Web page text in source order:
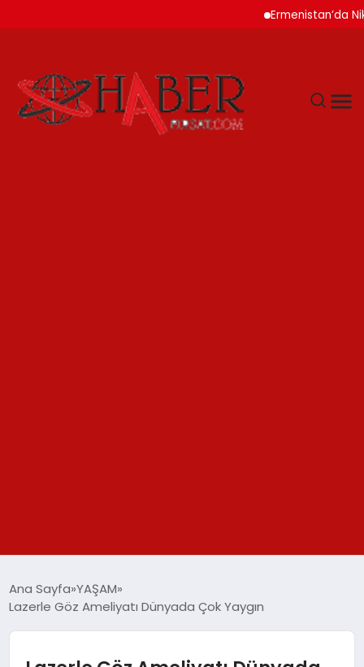
Ermenistan’da Nikol
YAŞAM
Ana Sayfa YAŞAM
Lazerle Göz Ameliyatı Dünyada Çok Yaygın